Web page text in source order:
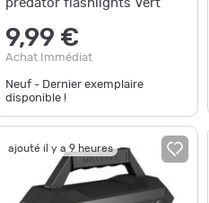
predator flashlights Vert
9,99 €
Achat Immédiat
Neuf - Dernier exemplaire
disponible !
ajouté il y a 9 heures